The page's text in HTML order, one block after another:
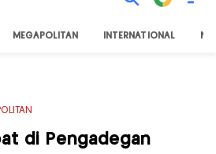
MEGAPOLITAN INTERNATIONAL
di Pengadegan